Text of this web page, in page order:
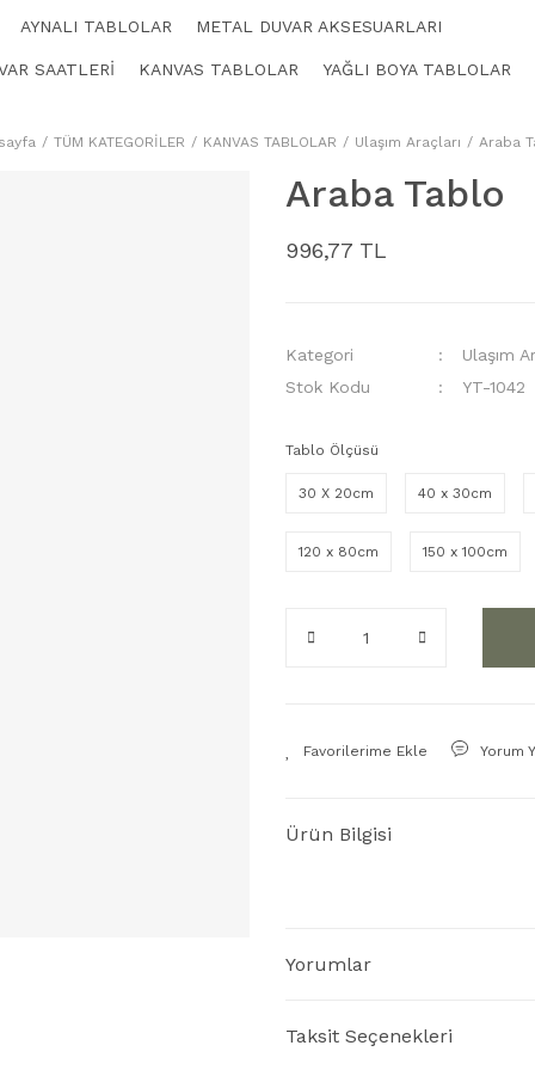
AYNALI TABLOLAR METAL DUVAR AKSESUARLARI
SAATLERİ KANVAS TABLOLAR YAĞLI BOYA TABLOLAR
TÜM KATEGORİLER KANVAS TABLOLAR Ulaşım Araçları Araba
Araba Tablo
996,77 TL
Kategori
Ulaşım
Stok Kodu
YT-1042
Tablo Ölçüsü
30 X 20cm 40 x 30cm
120 x 80cm 150 x 100cm
Yorum
Ürün Bilgisi
Yorumlar
Taksit Seçenekleri